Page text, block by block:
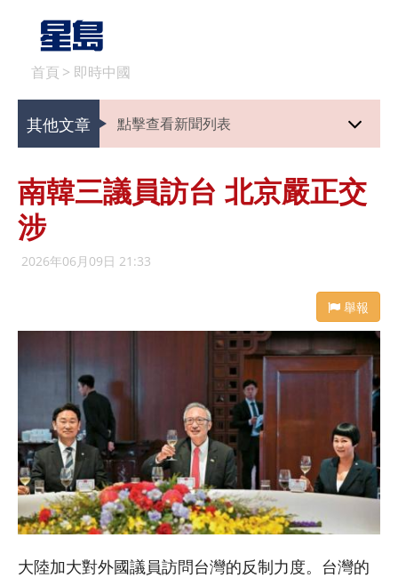
首頁 > 即時中國
其他文章 點擊查看新聞列表
南韓三議員訪台 北京嚴正交
涉
2026年06月09日 21:33
舉報
大陸加大對外國議員訪問台灣的反制力度。台灣的